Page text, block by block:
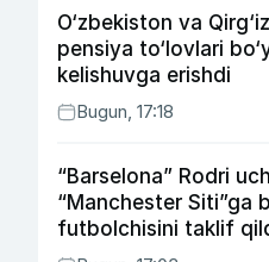
O‘zbekiston va
pensiya to‘lovlari
kelishuvga erishdi
Bugun, 17:18
“Barselona” Rodri
“Manchester Siti”ga
futbolchisini taklif